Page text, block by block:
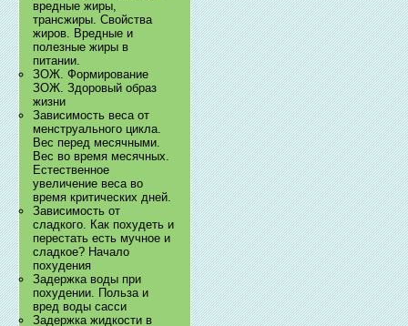
вредные жиры,
трансжиры. Свойства
жиров. Вредные и
полезные жиры в
питании.
ЗОЖ. Формирование
ЗОЖ. Здоровый образ
жизни
Зависимость веса от
менструального цикла.
Вес перед месячными.
Вес во время месячных.
Естественное
увеличение веса во
время критических дней.
Зависимость от
сладкого. Как похудеть и
перестать есть мучное и
сладкое? Начало
похудения
Задержка воды при
похудении. Польза и
вред воды сасси
Задержка жидкости в